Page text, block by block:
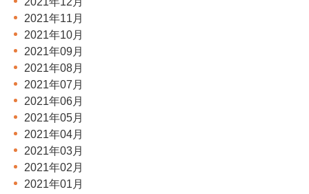
2021年11月
2021年10月
2021年09月
2021年08月
2021年07月
2021年06月
2021年05月
2021年04月
2021年03月
2021年02月
2021年01月